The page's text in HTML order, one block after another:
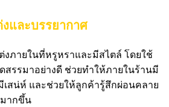
และบรรยากาศ
งภายในที่หรูหราและมีสไตล์ โดยใช้
สรรมาอย่างดี ช่วยทำให้ภายในร้านมี
สน่ห์ และช่วยให้ลูกค้ารู้สึกผ่อนคลาย
มากขึ้น